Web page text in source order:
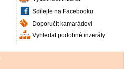
Sdílejte na Facebooku
Doporučit kamarádovi
Vyhledat podobné inzeráty